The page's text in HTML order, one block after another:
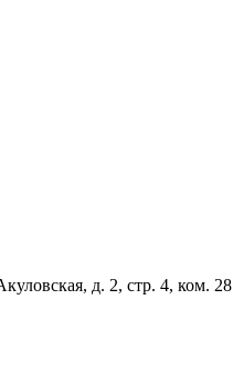
д. 2, стр. 4, ком. 28